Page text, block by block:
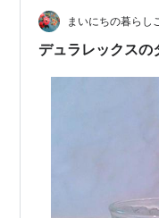
いときとか、出社前
しれませんのでご自
まいにちの暮らし
デュラレックスの